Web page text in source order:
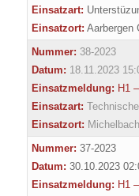
Einsatzart:
Einsatzort: Aarbergen
Nummer: 38-2023
Datum: 18.11.2023
Einsatzmeldung: H1
Einsatzart:
Einsatzort:
Nummer: 37-2023
Datum: 30.10.2023
Einsatzmeldung: H1